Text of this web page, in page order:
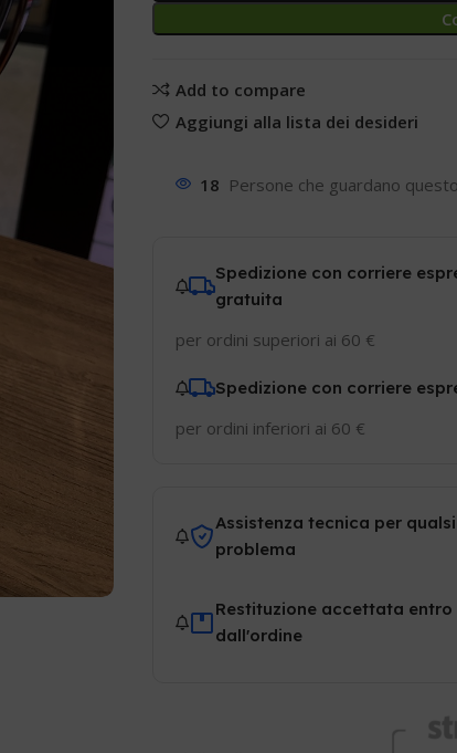
Add to compare
Aggiungi alla lista dei desideri
18 Persone che guardano
Spedizione con corriere
gratuita
per ordini superiori ai 60 €
Spedizione con corriere
per ordini inferiori ai 60 €
Assistenza tecnica per
problema
Restituzione accettata entro
dall'ordine